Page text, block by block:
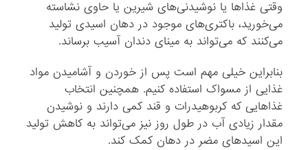
وقتی غذاها یا نوشیدنی‌های شیرین یا حاوی نشاسته
می‌خورید، باکتری‌های موجود در دهان اسیدی تولید
می‌کنند که می‌تواند به مینای دندان آسیب برساند.
بنابراین خیلی مهم است پس از خوردن و آشامیدن مواد
غذایی از مسواک استفاده کنیم. همچنین انتخاب
غذاهایی که کربوهیدرات و قند کمی دارند و نوشیدن
مقدار زیادی آب در طول روز نیز می‌تواند به کاهش تولید
این اسیدهای مضر در دهان کمک کند.